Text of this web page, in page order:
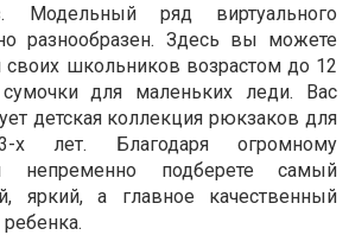
Модельный ряд виртуального
разнообразен. Здесь вы можете
своих школьников возрастом до 12
для маленьких леди. Вас
детская коллекция рюкзаков для
лет. Благодаря огромному
непременно подберете самый
яркий, а главное качественный